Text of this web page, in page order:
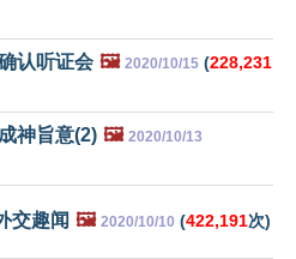
认听证会 🖼️ 2020/10/15 (228,231
神旨意(2) 🖼️ 2020/10/13
交趣闻 🖼️ 2020/10/10 (422,191次)